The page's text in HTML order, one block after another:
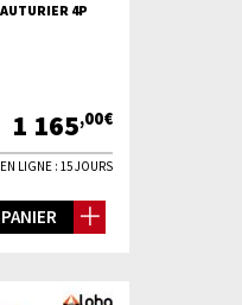
4P
1 165,00€
LIGNE : 15 JOURS